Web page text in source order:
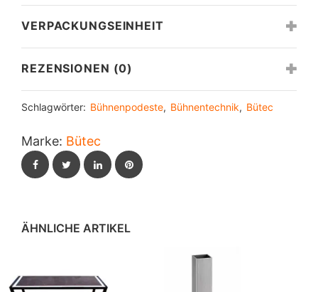
VERPACKUNGSEINHEIT
REZENSIONEN (0)
Schlagwörter: Bühnenpodeste, Bühnentechnik, Bütec
Marke: Bütec
FacebookTwitterLinkedInPinterest
ÄHNLICHE ARTIKEL